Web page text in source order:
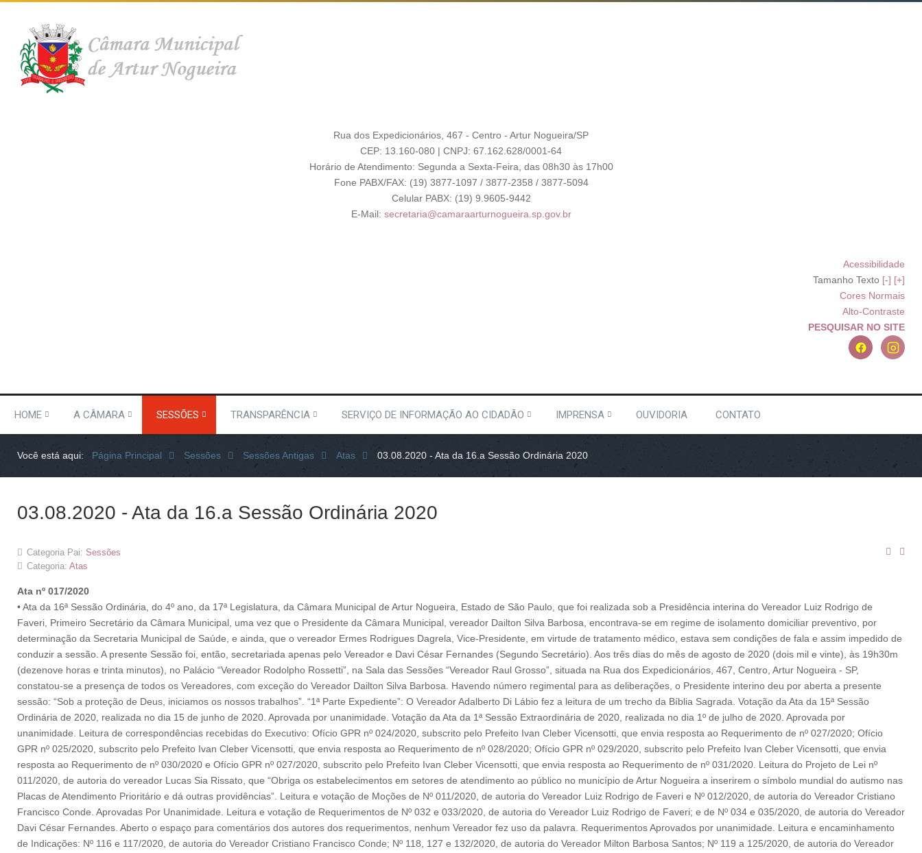
Rua dos Expedicionários, 467 - Centro - Artur Nogueira/SP
CEP: 13.160-080 | CNPJ: 67.162.628/0001-64
Horário de Atendimento: Segunda a Sexta-Feira, das 08h30 às 17h00
Fone PABX/FAX: (19) 3877-1097 / 3877-2358 / 3877-5094
Celular PABX: (19) 9.9605-9442
E-Mail: secretaria@camaraarturnogueira.sp.gov.br
Acessibilidade
Tamanho Texto [-] [+]
Cores Normais
Alto-Contraste
PESQUISAR NO SITE
HOME A CÂMARA SESSÕES TRANSPARÊNCIA SERVIÇO DE INFORMAÇÃO AO CIDADÃO IMPRENSA OUVIDORIA CONTATO
Você está aqui: Página Principal Sessões Sessões Antigas Atas 03.08.2020 - Ata da 16.a Sessão Ordinária 2020
03.08.2020 - Ata da 16.a Sessão Ordinária 2020
Categoria Pai: Sessões
Categoria: Atas
Ata nº 017/2020
• Ata da 16ª Sessão Ordinária, do 4º ano, da 17ª Legislatura, da Câmara Municipal de Artur Nogueira, Estado de São Paulo, que foi realizada sob a Presidência interina do Vereador Luiz Rodrigo de
Faveri, Primeiro Secretário da Câmara Municipal, uma vez que o Presidente da Câmara Municipal, vereador Dailton Silva Barbosa, encontrava-se em regime de isolamento domiciliar preventivo, por
determinação da Secretaria Municipal de Saúde, e ainda, que o vereador Ermes Rodrigues Dagrela, Vice-Presidente, em virtude de tratamento médico, estava sem condições de fala e assim impedido de
conduzir a sessão. A presente Sessão foi, então, secretariada apenas pelo Vereador e Davi César Fernandes (Segundo Secretário). Aos três dias do mês de agosto de 2020 (dois mil e vinte), às 19h30m
(dezenove horas e trinta minutos), no Palácio “Vereador Rodolpho Rossetti”, na Sala das Sessões “Vereador Raul Grosso”, situada na Rua dos Expedicionários, 467, Centro, Artur Nogueira - SP,
constatou-se a presença de todos os Vereadores, com exceção do Vereador Dailton Silva Barbosa. Havendo número regimental para as deliberações, o Presidente interino deu por aberta a presente
sessão: “Sob a proteção de Deus, iniciamos os nossos trabalhos”. “1ª Parte Expediente”: O Vereador Adalberto Di Lábio fez a leitura de um trecho da Bíblia Sagrada. Votação da Ata da 15ª Sessão
Ordinária de 2020, realizada no dia 15 de junho de 2020. Aprovada por unanimidade. Votação da Ata da 1ª Sessão Extraordinária de 2020, realizada no dia 1º de julho de 2020. Aprovada por
unanimidade. Leitura de correspondências recebidas do Executivo: Ofício GPR nº 024/2020, subscrito pelo Prefeito Ivan Cleber Vicensotti, que envia resposta ao Requerimento de nº 027/2020; Ofício
GPR nº 025/2020, subscrito pelo Prefeito Ivan Cleber Vicensotti, que envia resposta ao Requerimento de nº 028/2020; Ofício GPR nº 029/2020, subscrito pelo Prefeito Ivan Cleber Vicensotti, que envia
resposta ao Requerimento de nº 030/2020 e Ofício GPR nº 027/2020, subscrito pelo Prefeito Ivan Cleber Vicensotti, que envia resposta ao Requerimento de nº 031/2020. Leitura do Projeto de Lei nº
011/2020, de autoria do vereador Lucas Sia Rissato, que “Obriga os estabelecimentos em setores de atendimento ao público no município de Artur Nogueira a inserirem o símbolo mundial do autismo nas
Placas de Atendimento Prioritário e dá outras providências”. Leitura e votação de Moções de Nº 011/2020, de autoria do Vereador Luiz Rodrigo de Faveri e Nº 012/2020, de autoria do Vereador Cristiano
Francisco Conde. Aprovadas Por Unanimidade. Leitura e votação de Requerimentos de Nº 032 e 033/2020, de autoria do Vereador Luiz Rodrigo de Faveri; e de Nº 034 e 035/2020, de autoria do Vereador
Davi César Fernandes. Aberto o espaço para comentários dos autores dos requerimentos, nenhum Vereador fez uso da palavra. Requerimentos Aprovados por unanimidade. Leitura e encaminhamento
de Indicações: Nº 116 e 117/2020, de autoria do Vereador Cristiano Francisco Conde; Nº 118, 127 e 132/2020, de autoria do Vereador Milton Barbosa Santos; Nº 119 a 125/2020, de autoria do Vereador